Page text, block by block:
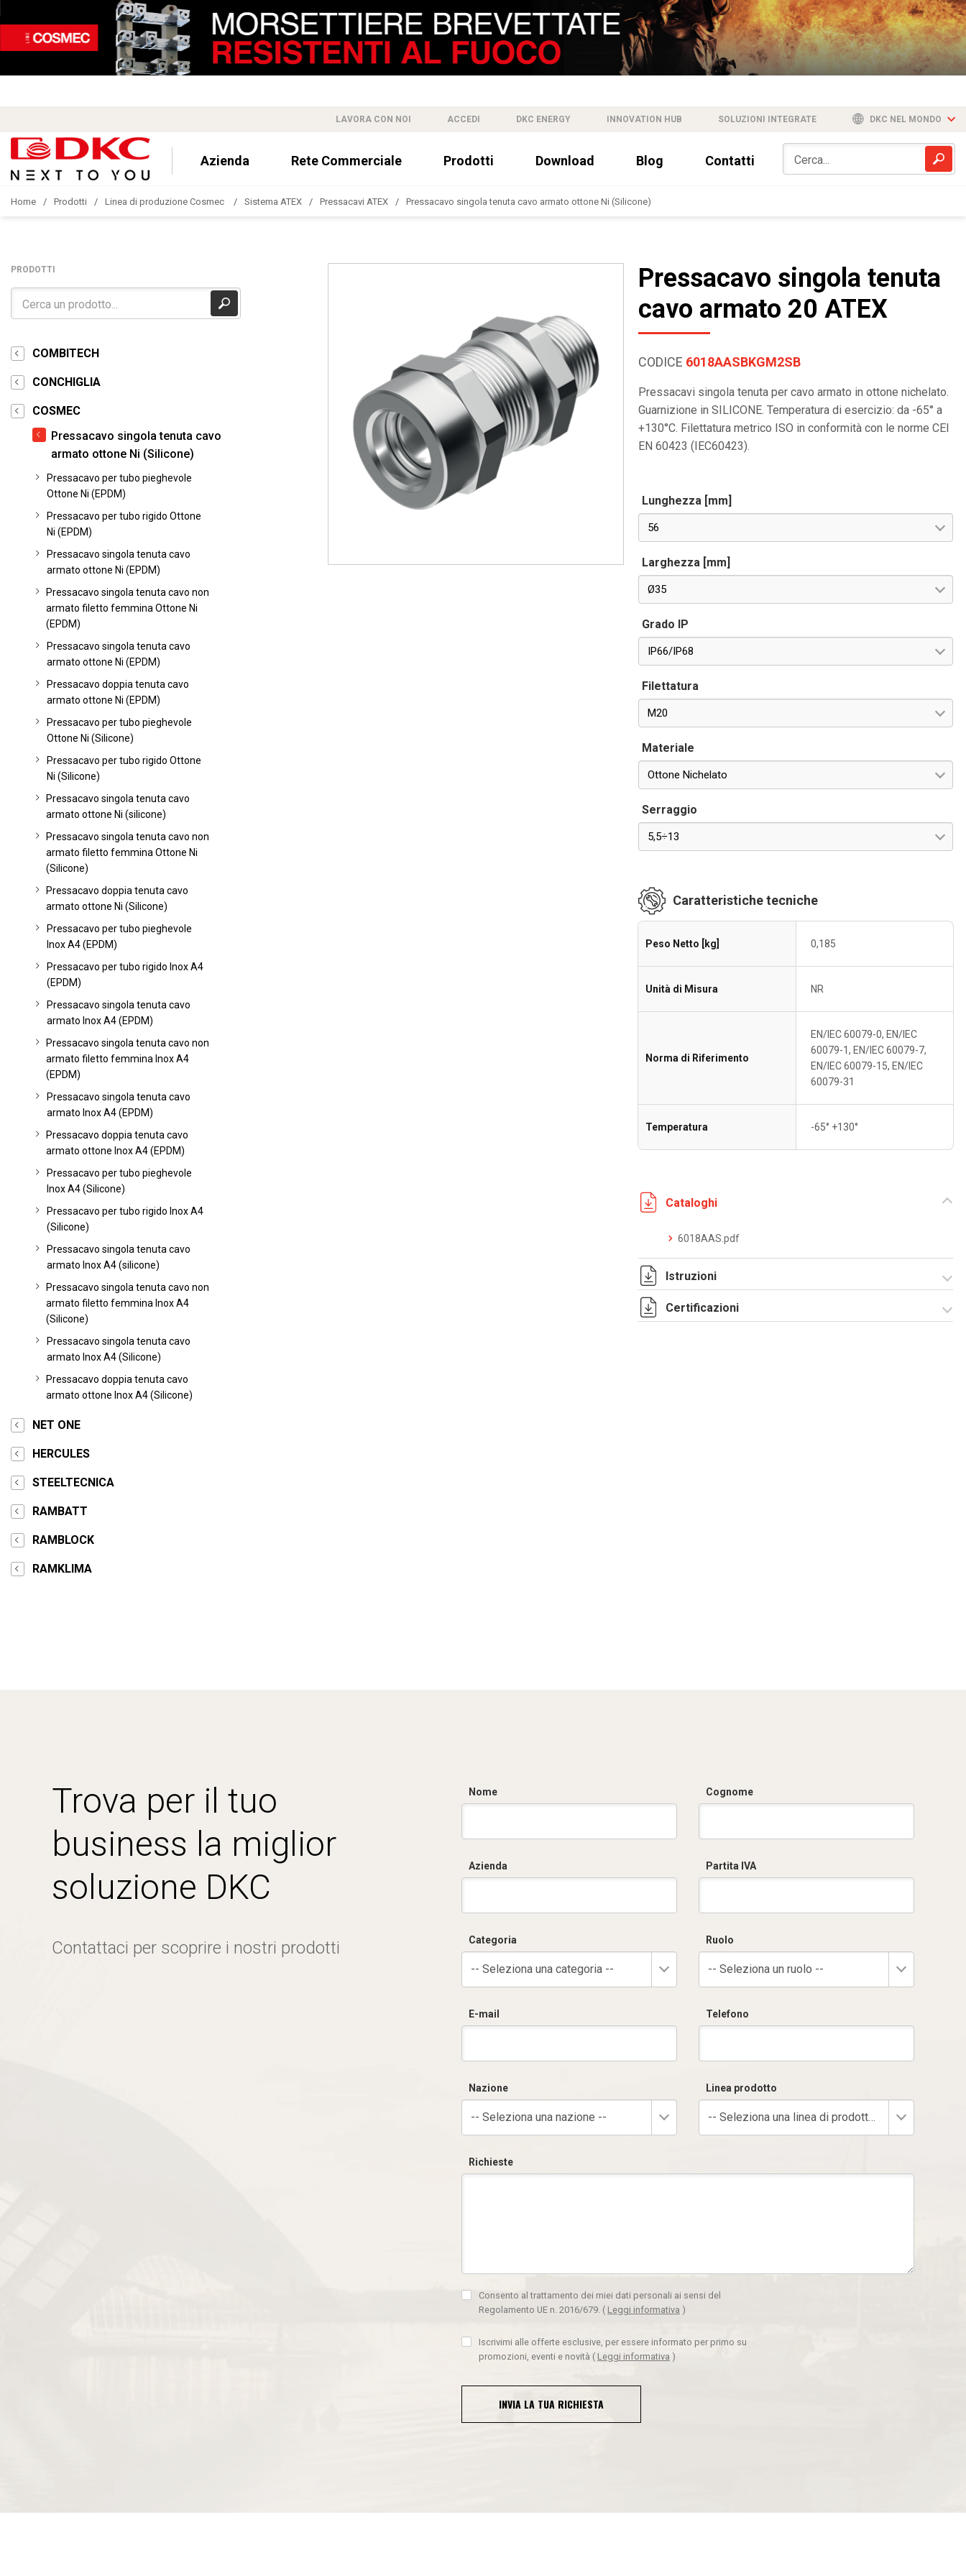
LAVORA CON NOI ACCEDI DKC ENERGY INNOVATION HUB SOLUZIONI INTEGRATE DKC NEL MONDO
Azienda Rete Commerciale Prodotti Download Blog Contatti
Home Prodotti Linea di produzione Cosmec Sistema ATEX Pressacavi ATEX Pressacavo singola tenuta cavo armato ottone Ni (Silicone)
PRODOTTI
COMBITECH
CONCHIGLIA
COSMEC
Pressacavo singola tenuta cavo
armato ottone Ni (Silicone)
Pressacavo per tubo pieghevole
Ottone Ni (EPDM)
Pressacavo per tubo rigido Ottone
Ni (EPDM)
Pressacavo singola tenuta cavo
armato ottone Ni (EPDM)
Pressacavo singola tenuta cavo non
armato filetto femmina Ottone Ni
(EPDM)
Pressacavo singola tenuta cavo
armato ottone Ni (EPDM)
Pressacavo doppia tenuta cavo
armato ottone Ni (EPDM)
Pressacavo per tubo pieghevole
Ottone Ni (Silicone)
Pressacavo per tubo rigido Ottone
Ni (Silicone)
Pressacavo singola tenuta cavo
armato ottone Ni (silicone)
Pressacavo singola tenuta cavo non
armato filetto femmina Ottone Ni
(Silicone)
Pressacavo doppia tenuta cavo
armato ottone Ni (Silicone)
Pressacavo per tubo pieghevole
Inox A4 (EPDM)
Pressacavo per tubo rigido Inox A4
(EPDM)
Pressacavo singola tenuta cavo
armato Inox A4 (EPDM)
Pressacavo singola tenuta cavo non
armato filetto femmina Inox A4
(EPDM)
Pressacavo singola tenuta cavo
armato Inox A4 (EPDM)
Pressacavo doppia tenuta cavo
armato ottone Inox A4 (EPDM)
Pressacavo per tubo pieghevole
Inox A4 (Silicone)
Pressacavo per tubo rigido Inox A4
(Silicone)
Pressacavo singola tenuta cavo
armato Inox A4 (silicone)
Pressacavo singola tenuta cavo non
armato filetto femmina Inox A4
(Silicone)
Pressacavo singola tenuta cavo
armato Inox A4 (Silicone)
Pressacavo doppia tenuta cavo
armato ottone Inox A4 (Silicone)
NET ONE
HERCULES
STEELTECNICA
RAMBATT
RAMBLOCK
RAMKLIMA
Pressacavo singola tenuta
cavo armato 20 ATEX
CODICE 6018AASBKGM2SB
Pressacavi singola tenuta per cavo armato in ottone nichelato.
Guarnizione in SILICONE. Temperatura di esercizio: da -65° a
+130°C. Filettatura metrico ISO in conformità con le norme CEI
EN 60423 (IEC60423).
Lunghezza [mm]
56
Larghezza [mm]
Ø35
Grado IP
IP66/IP68
Filettatura
M20
Materiale
Ottone Nichelato
Serraggio
5,5÷13
Caratteristiche tecniche
Peso Netto [kg] 0,185
Unità di Misura NR
Norma di Riferimento
EN/IEC 60079-0, EN/IEC
60079-1, EN/IEC 60079-7,
EN/IEC 60079-15, EN/IEC
60079-31
Temperatura -65° +130°
Cataloghi
6018AAS.pdf
Istruzioni
I-75-2-5 Rev. 1.pdf
Certificazioni
Trova per il tuo
business la miglior
soluzione DKC
Contattaci per scoprire i nostri prodotti
Nome Cognome
Azienda Partita IVA
Categoria
-- Seleziona una categoria --
Ruolo
-- Seleziona un ruolo --
E-mail Telefono
Nazione
-- Seleziona una nazione --
Linea prodotto
-- Seleziona una linea di prodotto --
Richieste
Consento al trattamento dei miei dati personali ai sensi del
Regolamento UE n. 2016/679. ( Leggi informativa )
Iscrivimi alle offerte esclusive, per essere informato per primo su
promozioni, eventi e novità ( Leggi informativa )
INVIA LA TUA RICHIESTA